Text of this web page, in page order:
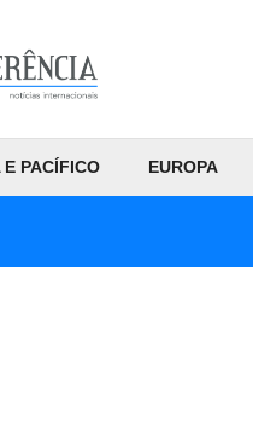
E PACÍFICO EUROPA